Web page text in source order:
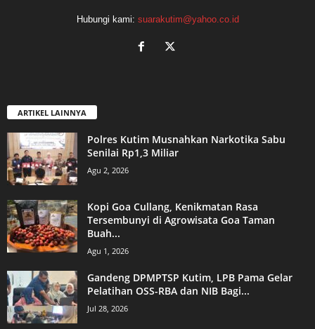
Hubungi kami: suarakutim@yahoo.co.id
ARTIKEL LAINNYA
Polres Kutim Musnahkan Narkotika Sabu
Senilai Rp1,3 Miliar
Agu 2, 2026
Kopi Goa Cullang, Kenikmatan Rasa
Tersembunyi di Agrowisata Goa Taman
Buah...
Agu 1, 2026
Gandeng DPMPTSP Kutim, LPB Pama Gelar
Pelatihan OSS-RBA dan NIB Bagi...
Jul 28, 2026